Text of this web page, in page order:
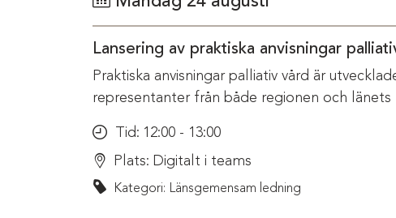
Lansering av praktiska anvisningar
Praktiska anvisningar palliativ vård är
representanter från både regionen och länets
Tid: 12:00 - 13:00
Plats: Digitalt i teams
Kategori: Länsgemensam ledning